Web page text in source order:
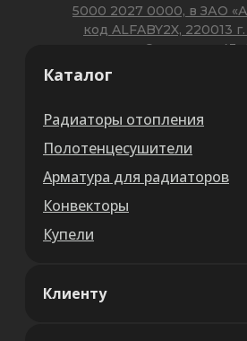
Каталог
Радиаторы отопления
Полотенцесушители
Арматура для радиаторов
Конвекторы
Купели
Клиенту